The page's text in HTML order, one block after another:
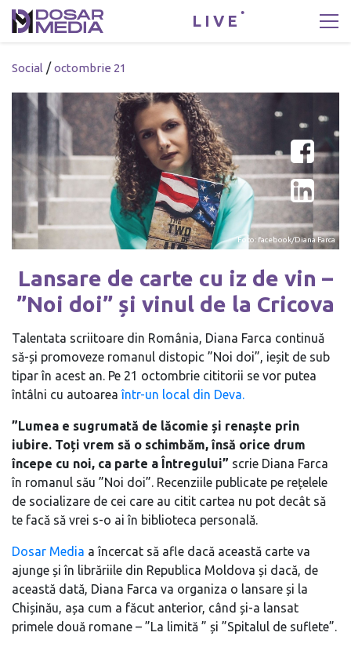
LIVE
Social /octombrie 21
Foto: facebook/Diana Farca
Lansare de carte cu iz de vin –
”Noi doi” și vinul de la Cricova
Talentata scriitoare din România, Diana Farca continuă
să-și promoveze romanul distopic ”Noi doi”, ieșit de sub
tipar în acest an. Pe 21 octombrie cititorii se vor putea
întâlni cu autoareaîntr-un local din Deva.
”Lumea e sugrumată de lăcomie și renaște prin
iubire. Toți vrem să o schimbăm, însă orice drum
începe cu noi, ca parte a Întregului” scrie Diana Farca
în romanul său ”Noi doi”. Recenziile publicate pe rețelele
de socializare de cei care au citit cartea nu pot decât să
te facă să vrei s-o ai în biblioteca personală.
Dosar Media a încercat să afle dacă această carte va
ajunge și în librăriile din Republica Moldova și dacă, de
această dată, Diana Farca va organiza o lansare și la
Chișinău, așa cum a făcut anterior, când și-a lansat
primele două romane – ”La limită ” și ”Spitalul de suflete”.